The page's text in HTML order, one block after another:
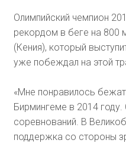
Олимпийский чемпион
рекордом в беге на 800
(Кения), который
уже побеждал на этой
«Мне понравилось
Бирмингеме в 2014
соревнований. В
поддержка со стороны